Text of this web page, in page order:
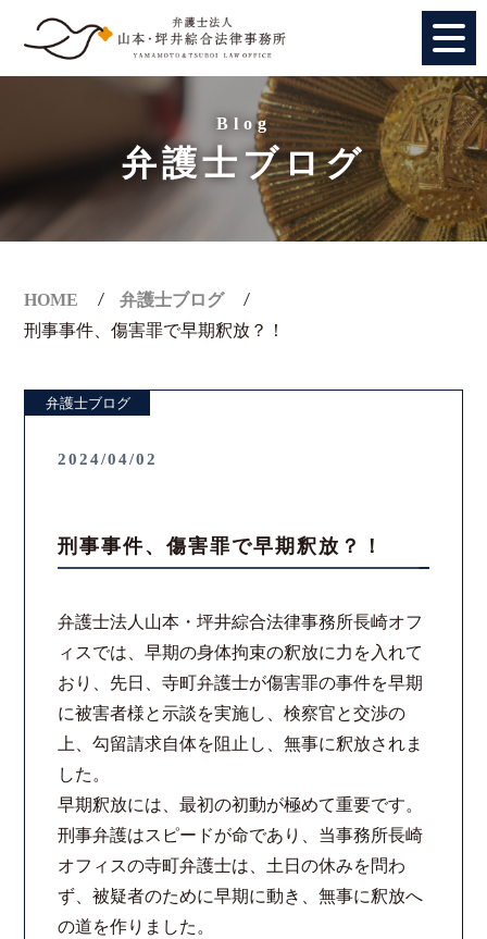
個人のお客様
法人のお客様
弁護士紹介
スタッフ紹介
弁護士費用
解決事例
お客様の声
採用情報
スタッフインタビュー
Blog
弁護士ブログ
HOME
弁護士ブログ
刑事事件、傷害罪で早期釈放？！
弁護士ブログ
2024/04/02
刑事事件、傷害罪で早期釈放？！
弁護士法人山本・坪井綜合法律事務所長崎オフ
ィスでは、早期の身体拘束の釈放に力を入れて
おり、先日、寺町弁護士が傷害罪の事件を早期
に被害者様と示談を実施し、検察官と交渉の
上、勾留請求自体を阻止し、無事に釈放されま
した。
早期釈放には、最初の初動が極めて重要です。
刑事弁護はスピードが命であり、当事務所長崎
オフィスの寺町弁護士は、土日の休みを問わ
ず、被疑者のために早期に動き、無事に釈放へ
の道を作りました。